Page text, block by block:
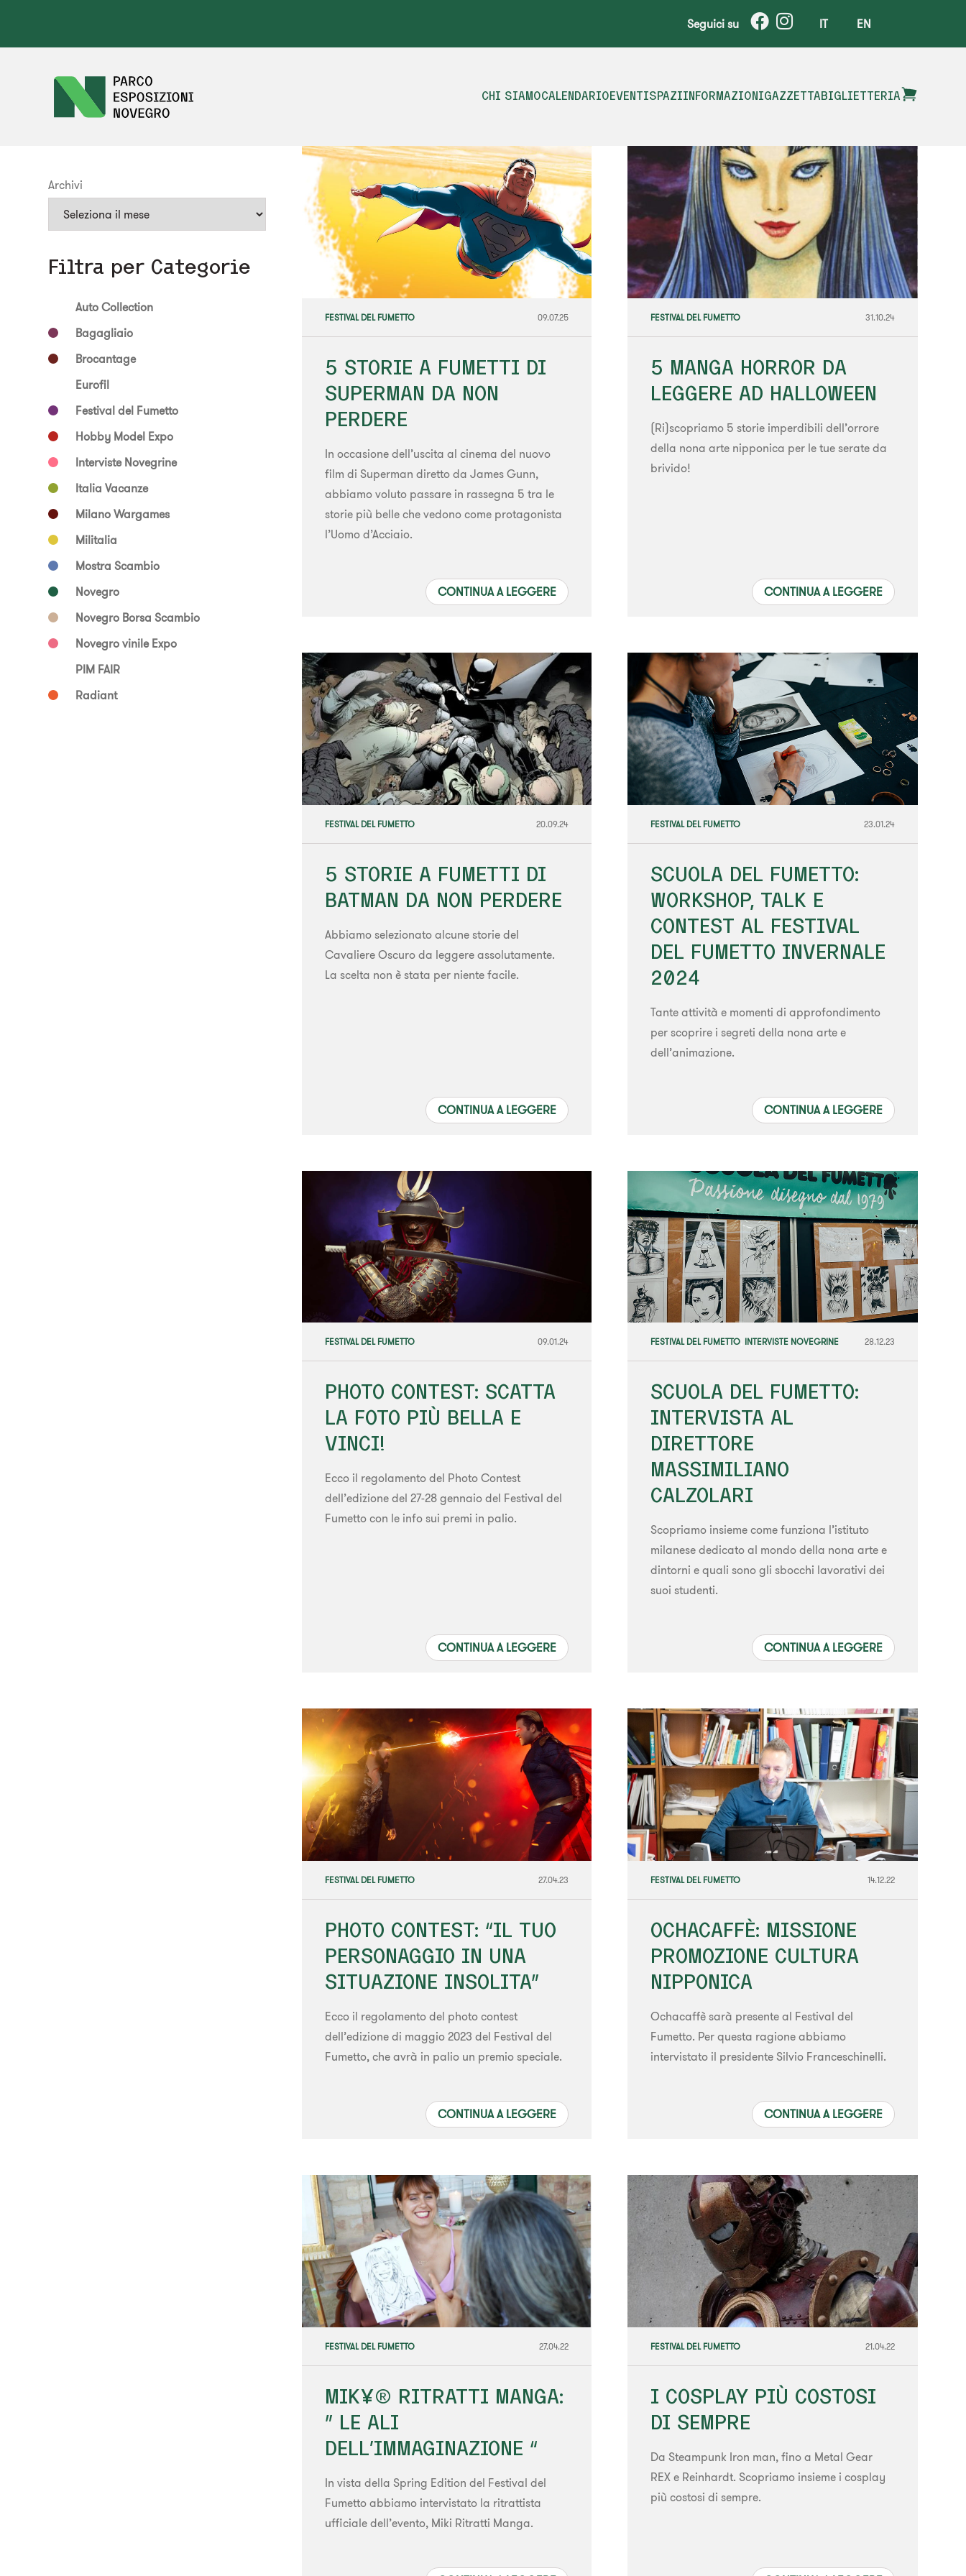
Seguici su IT EN
CHI SIAMOCALENDARIOEVENTISPAZIINFORMAZIONIGAZZETTABIGLIETTERIA
FESTIVAL DEL FUMETTO 09.07.25
5 STORIE A FUMETTI DI
SUPERMAN DA NON
PERDERE
In occasione dell’uscita al cinema del nuovo
film di Superman diretto da James Gunn,
abbiamo voluto passare in rassegna 5 tra le
storie più belle che vedono come protagonista
l’Uomo d’Acciaio.
CONTINUA A LEGGERE
FESTIVAL DEL FUMETTO 31.10.24
5 MANGA HORROR DA
LEGGERE AD HALLOWEEN
(Ri)scopriamo 5 storie imperdibili dell’orrore
della nona arte nipponica per le tue serate da
brivido!
CONTINUA A LEGGERE
FESTIVAL DEL FUMETTO 20.09.24
5 STORIE A FUMETTI DI
BATMAN DA NON PERDERE
Abbiamo selezionato alcune storie del
Cavaliere Oscuro da leggere assolutamente.
La scelta non è stata per niente facile.
CONTINUA A LEGGERE
FESTIVAL DEL FUMETTO 23.01.24
SCUOLA DEL FUMETTO:
WORKSHOP, TALK E
CONTEST AL FESTIVAL
DEL FUMETTO INVERNALE
2024
Tante attività e momenti di approfondimento
per scoprire i segreti della nona arte e
dell’animazione.
CONTINUA A LEGGERE
FESTIVAL DEL FUMETTO 09.01.24
PHOTO CONTEST: SCATTA
LA FOTO PIÙ BELLA E
VINCI!
Ecco il regolamento del Photo Contest
dell’edizione del 27-28 gennaio del Festival del
Fumetto con le info sui premi in palio.
CONTINUA A LEGGERE
FESTIVAL DEL FUMETTO INTERVISTE NOVEGRINE 28.12.23
SCUOLA DEL FUMETTO:
INTERVISTA AL
DIRETTORE
MASSIMILIANO
CALZOLARI
Scopriamo insieme come funziona l’istituto
milanese dedicato al mondo della nona arte e
dintorni e quali sono gli sbocchi lavorativi dei
suoi studenti.
CONTINUA A LEGGERE
FESTIVAL DEL FUMETTO 27.04.23
PHOTO CONTEST: “IL TUO
PERSONAGGIO IN UNA
SITUAZIONE INSOLITA”
Ecco il regolamento del photo contest
dell’edizione di maggio 2023 del Festival del
Fumetto, che avrà in palio un premio speciale.
CONTINUA A LEGGERE
FESTIVAL DEL FUMETTO 14.12.22
OCHACAFFÈ: MISSIONE
PROMOZIONE CULTURA
NIPPONICA
Ochacaffè sarà presente al Festival del
Fumetto. Per questa ragione abbiamo
intervistato il presidente Silvio Franceschinelli.
CONTINUA A LEGGERE
FESTIVAL DEL FUMETTO 27.04.22
MIK¥®️ RITRATTI MANGA:
” LE ALI
DELL’IMMAGINAZIONE “
In vista della Spring Edition del Festival del
Fumetto abbiamo intervistato la ritrattista
ufficiale dell’evento, Miki Ritratti Manga.
FESTIVAL DEL FUMETTO 21.04.22
I COSPLAY PIÙ COSTOSI
DI SEMPRE
Da Steampunk Iron man, fino a Metal Gear
REX e Reinhardt. Scopriamo insieme i cosplay
più costosi di sempre.
Archivi
Filtra per Categorie
Auto Collection
Bagagliaio
Brocantage
Eurofil
Festival del Fumetto
Hobby Model Expo
Interviste Novegrine
Italia Vacanze
Milano Wargames
Militalia
Mostra Scambio
Novegro
Novegro Borsa Scambio
Novegro vinile Expo
PIM FAIR
Radiant